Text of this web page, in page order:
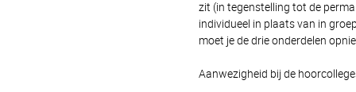
zit (in tegenstelling tot de
individueel in plaats van in
moet je de drie onderdelen
Aanwezigheid bij de